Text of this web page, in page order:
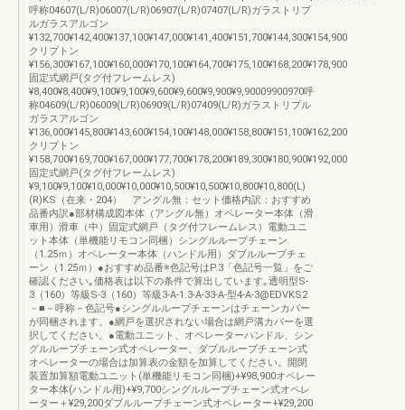
呼称04607(L/R)06007(L/R)06907(L/R)07407(L/R)ガラストリプ
ルガラスアルゴン
¥132,700¥142,400¥137,100¥147,000¥141,400¥151,700¥144,300¥154,900
クリプトン
¥156,300¥167,100¥160,000¥170,100¥164,700¥175,100¥168,200¥178,900
固定式網戸(タグ付フレームレス)
¥8,400¥8,400¥9,100¥9,100¥9,600¥9,600¥9,900¥9,90009900970呼
称04609(L/R)06009(L/R)06909(L/R)07409(L/R)ガラストリプル
ガラスアルゴン
¥136,000¥145,800¥143,600¥154,100¥148,000¥158,800¥151,100¥162,200
クリプトン
¥158,700¥169,700¥167,000¥177,700¥178,200¥189,300¥180,900¥192,000
固定式網戸(タグ付フレームレス)
¥9,100¥9,100¥10,000¥10,000¥10,500¥10,500¥10,800¥10,800(L)
(R)KS（在来・204） アングル無：セット価格内訳：おすすめ
品番内訳●部材構成図本体（アングル無）オペレーター本体（滑
車用）滑車（中）固定式網戸（タグ付フレームレス）電動ユニ
ット本体（単機能リモコン同梱）シングルループチェーン
（1.25ｍ）オペレーター本体（ハンドル用）ダブルループチェ
ーン（1.25ｍ）●おすすめ品番※色記号はP.3「色記号一覧」をご
確認ください｡価格表は以下の条件で算出しています｡透明型S-
3（160）等級S-3（160）等級3-A-1.3-A-33-A-型4-A-3@EDVKS2
－■－呼称－色記号●シングルループチェーンはチェーンカバー
が同梱されます。●網戸を選択されない場合は網戸溝カバーを選
択してください。●電動ユニット、オペレーターハンドル、シン
グルループチェーン式オペレーター、ダブルループチェーン式
オペレーターの場合は加算表の金額を加算してください。開閉
装置加算額電動ユニット(単機能リモコン同梱)+¥98,900オペレー
ター本体(ハンドル用)+¥9,700シングルループチェーン式オペレ
ーター＋¥29,200ダブルループチェーン式オペレーター+¥29,200